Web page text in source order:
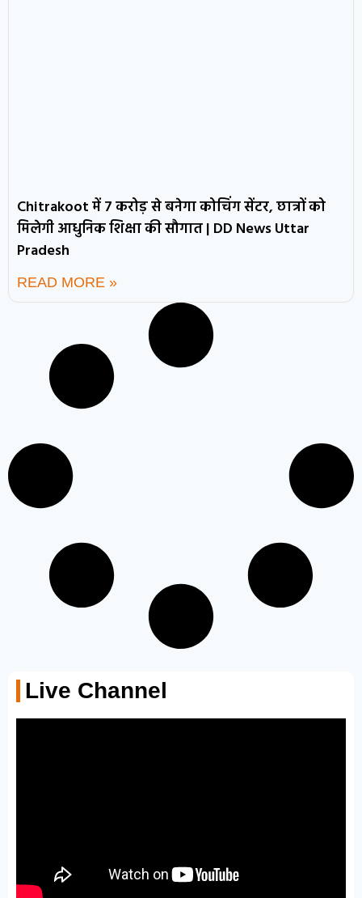
Chitrakoot में 7 करोड़ से बनेगा कोचिंग सेंटर, छात्रों को
मिलेगी आधुनिक शिक्षा की सौगात | DD News Uttar
Pradesh
READ MORE »
Live Channel